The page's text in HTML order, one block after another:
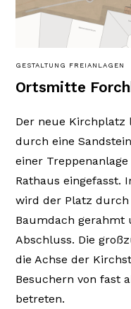
GESTALTUNG FREIANLAGEN
Ortsmitte
Der neue
durch eine
einer
Rathaus eingefasst.
wird der Platz durch
Baumdach gerahmt
Abschluss. Die
die Achse der
Besuchern von fast
betreten.